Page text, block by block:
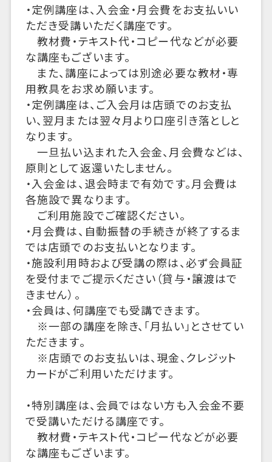
・定例講座は、入会金・月会費をお支払いい
ただき受講いただく講座です。
教材費・テキスト代・コピー代などが必要
な講座もございます。
また、講座によっては別途必要な教材・専
用教具をお求め願います。
・定例講座は、ご入会月は店頭でのお支払
い、翌月または翌々月より口座引き落としと
なります。
一旦払い込まれた入会金、月会費などは、
原則として返還いたしません。
・入会金は、退会時まで有効です。月会費は
各施設で異なります。
ご利用施設でご確認ください。
・月会費は、自動振替の手続きが終了するま
では店頭でのお支払いとなります。
・施設利用時および受講の際は、必ず会員証
を受付までご提示ください（貸与・譲渡はで
きません）。
・会員は、何講座でも受講できます。
※一部の講座を除き、「月払い」とさせてい
ただきます。
※店頭でのお支払いは、現金、クレジット
カードがご利用いただけます。
・特別講座は、会員ではない方も入会金不要
で受講いただける講座です。
教材費・テキスト代・コピー代などが必要
な講座もございます。